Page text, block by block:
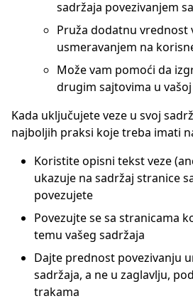
sadržaja povezivanjem
Pruža dodatnu vrednost
usmeravanjem na
Može vam pomoći da
drugim sajtovima u
Kada uključujete veze u svoj
najboljih praksi koje treba imati
Koristite opisni tekst veze
ukazuje na sadržaj stranice
povezujete
Povezujte se sa stranicama
temu vašeg sadržaja
Dajte prednost povezivanju
sadržaja, a ne u zaglavlju,
trakama